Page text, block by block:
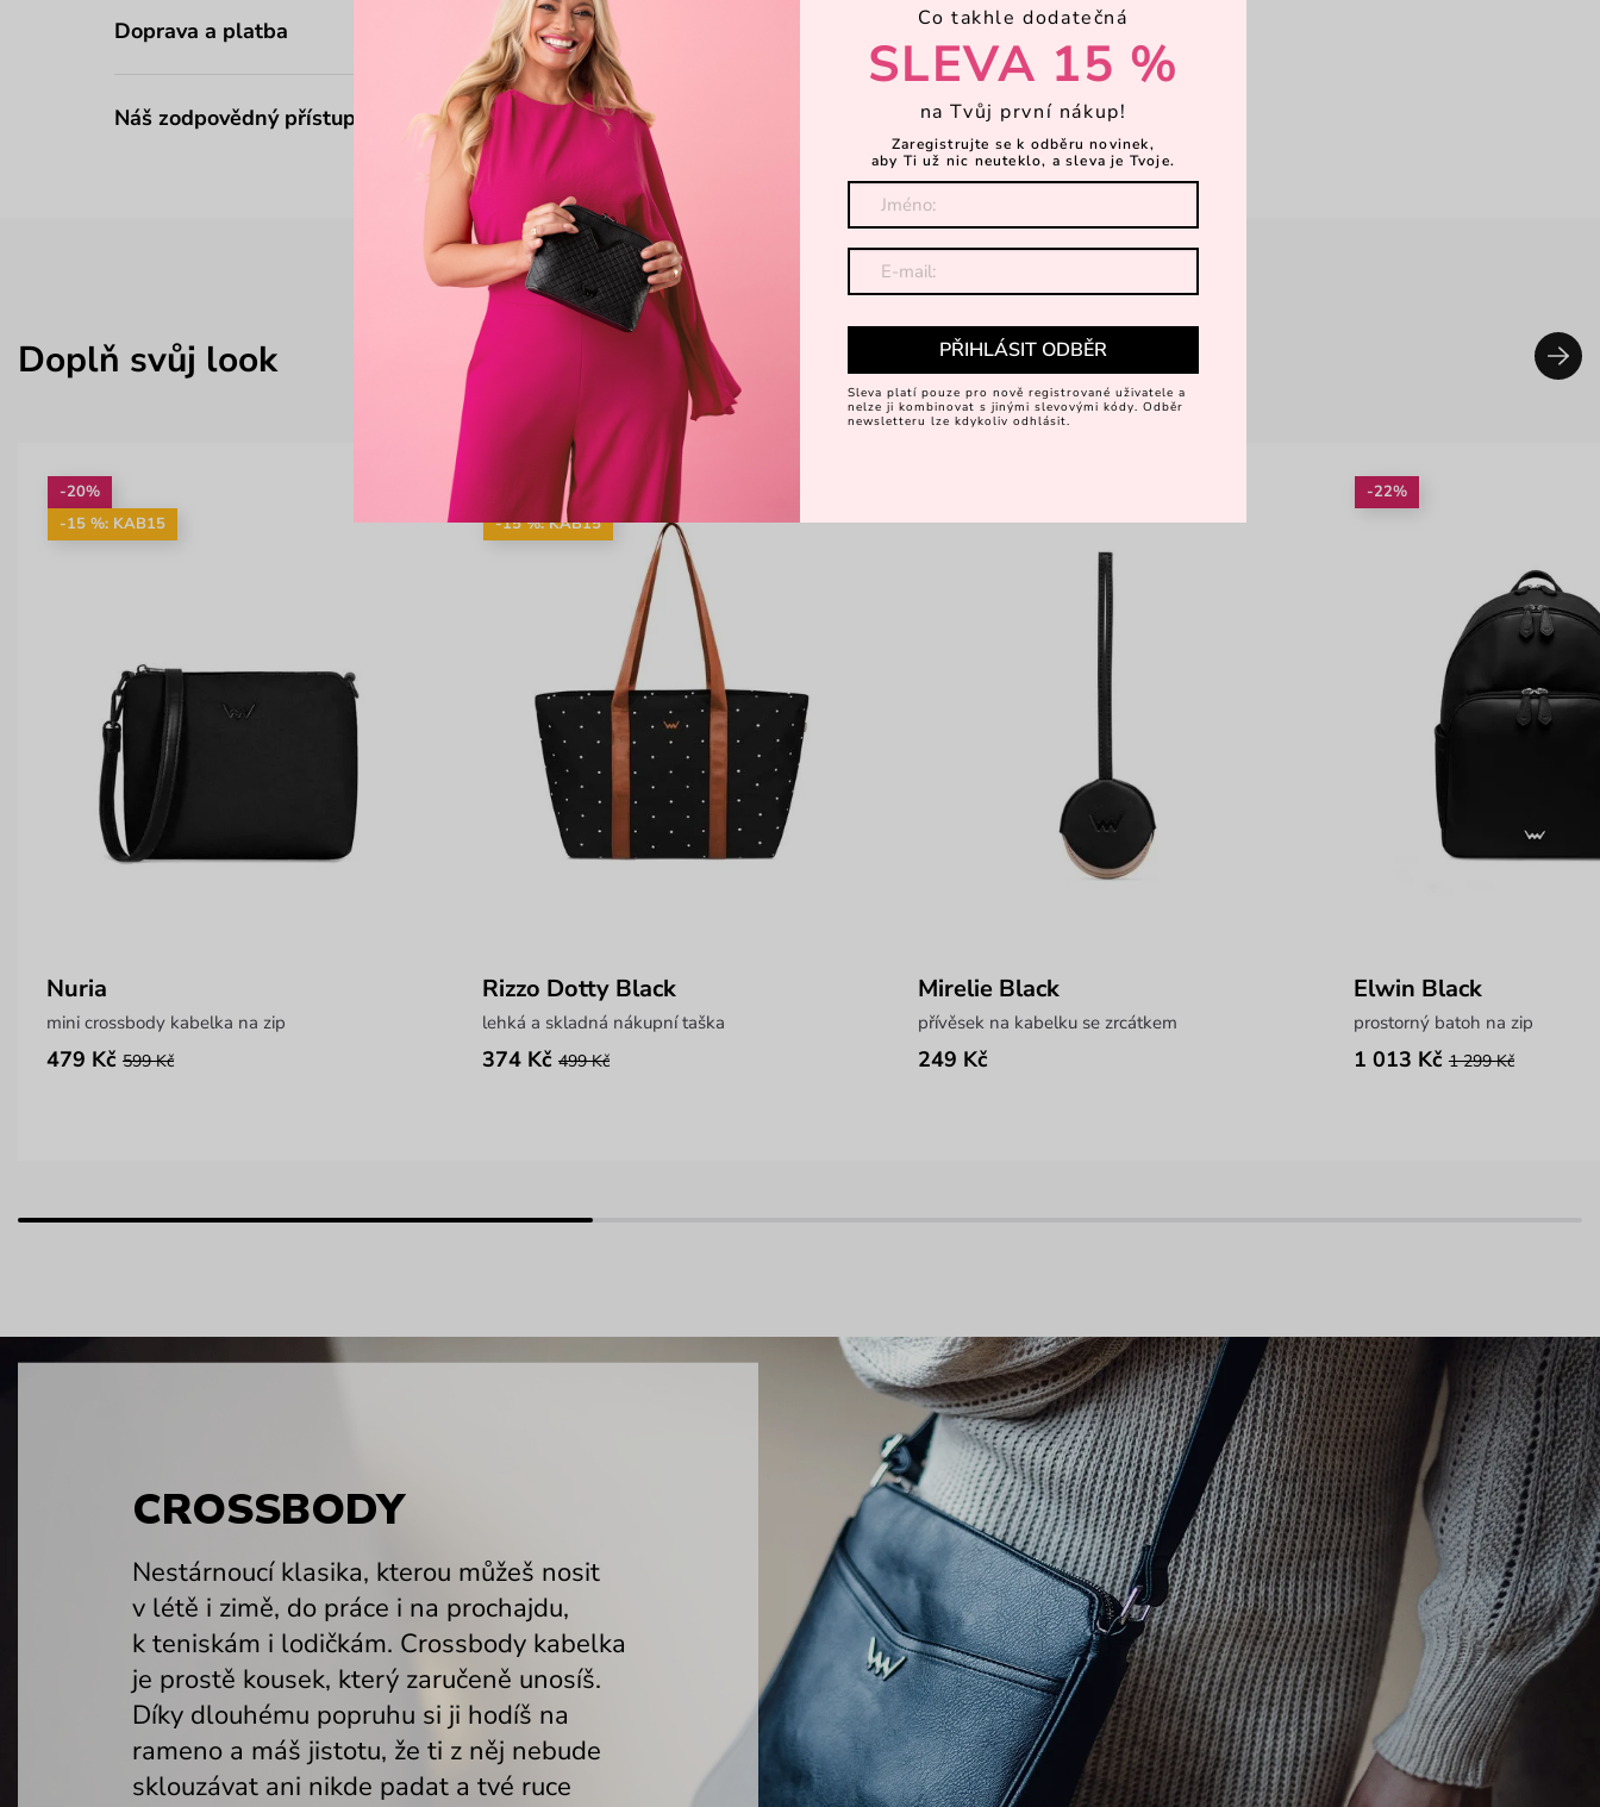
Doprava a platba
Náš zodpovědný přístup
Doplň svůj look
-20%
-15 %: KAB15
Nuria
mini crossbody kabelka na zip
479 Kč 599 Kč
-15 %: KAB15
Rizzo Dotty Black
lehká a skladná nákupní taška
374 Kč 499 Kč
Mirelie Black
přívěsek na kabelku se zrcátkem
249 Kč
-22%
Elwin Black
prostorný batoh na zip
1 013 Kč 1 299 Kč
CROSSBODY
Nestárnoucí klasika, kterou můžeš nosit
v létě i zimě, do práce i na prochajdu,
k teniskám i lodičkám. Crossbody kabelka
je prostě kousek, který zaručeně unosíš.
Díky dlouhému popruhu si ji hodíš na
rameno a máš jistotu, že ti z něj nebude
sklouzávat ani nikde padat a tvé ruce
Co takhle dodatečná
SLEVA 15 %
na Tvůj první nákup!
Zaregistrujte se k odběru novinek,
aby Ti už nic neuteklo, a sleva je Tvoje.
PŘIHLÁSIT ODBĚR
Sleva platí pouze pro nově registrované uživatele a
nelze ji kombinovat s jinými slevovými kódy. Odběr
newsletteru lze kdykoliv odhlásit.